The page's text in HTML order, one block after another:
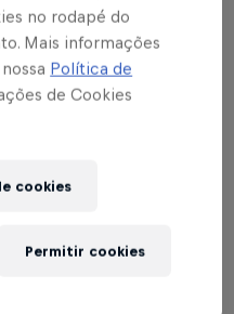
não se trata de um
ou testes das
do projeto é de
participantes
a vida toda.
no rodapé do
Mais informações
Política de
de Cookies
cookies
Permitir cookies